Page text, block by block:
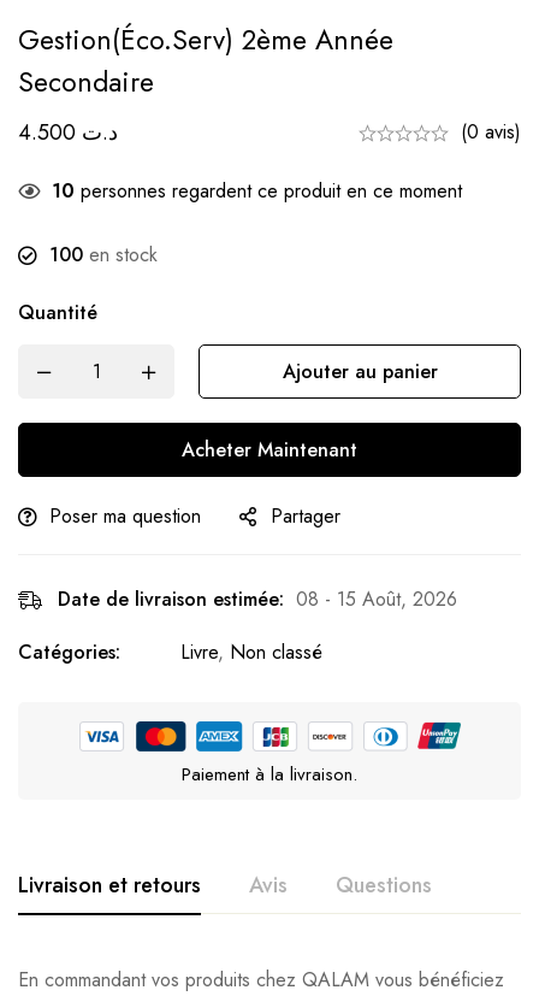
Gestion(éco.serv) 2ème Année
Secondaire
د.ت (0 avis)
10 personnes regardent ce produit en ce moment
100 en stock
Quantité
Ajouter au panier
Acheter Maintenant
Poser ma question Partager
Date de livraison estimée: 08 - 15 Août, 2026
Catégories:
Livre, Non classé
Paiement à la livraison.
Livraison et retours Avis Questions
En commandant vos produits chez QALAM vous bénéficiez